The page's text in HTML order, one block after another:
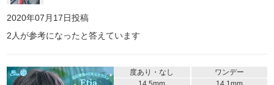
2020年07月17日投稿
2 人が参考になったと答えています
度あり・なし
ワンデー